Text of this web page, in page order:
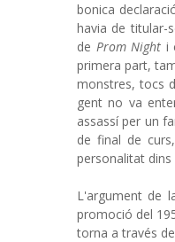
bonica
havia de titular-
de Prom Night i
primera part,
monstres, tocs
gent no va
assassí per un
de final de
personalitat
L'argument de
promoció del
torna a través